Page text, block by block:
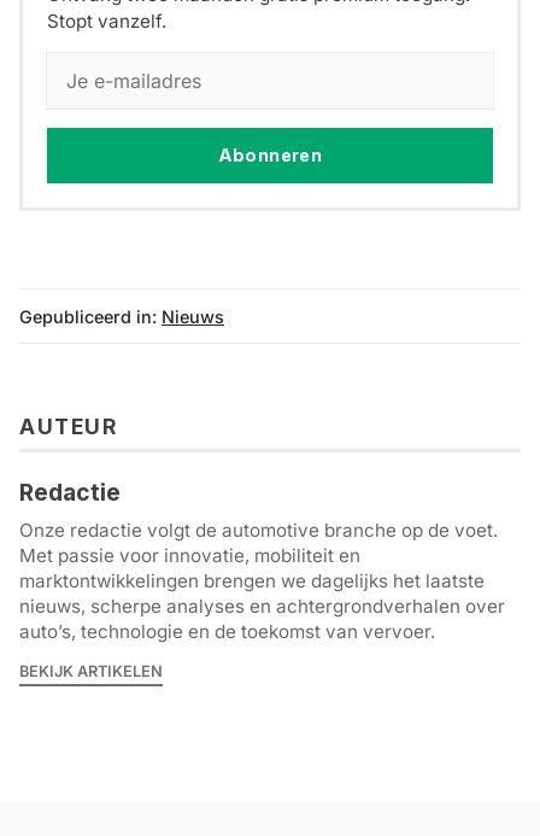
Stopt vanzelf.
Abonneren
Gepubliceerd in: Nieuws
AUTEUR
Redactie
Onze redactie volgt de automotive branche op de voet.
Met passie voor innovatie, mobiliteit en
marktontwikkelingen brengen we dagelijks het laatste
nieuws, scherpe analyses en achtergrondverhalen over
auto’s, technologie en de toekomst van vervoer.
BEKIJK ARTIKELEN